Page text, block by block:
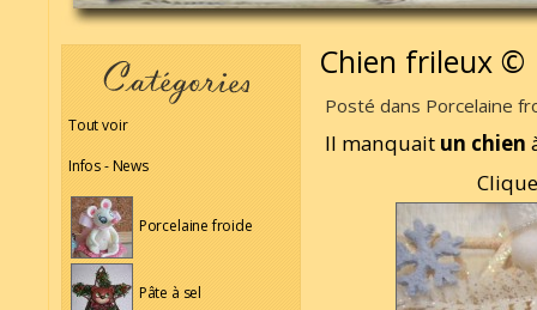
Tout voir
Infos - News
Porcelaine froide
Pâte à sel
Chien frileux ©
Posté dans Porcelaine
Il manquait un chien